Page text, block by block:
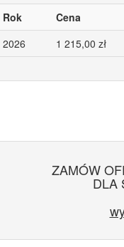
Rok
Cena
2026 1 215,00 zł
ZAMÓW
DLA